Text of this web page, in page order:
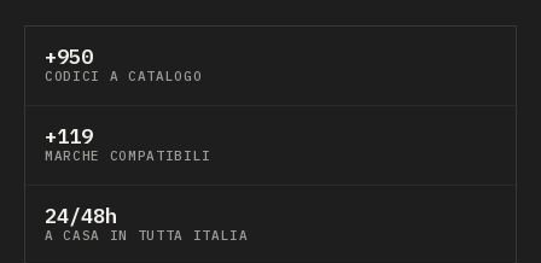
+950
CODICI A CATALOGO
+119
MARCHE COMPATIBILI
24/48h
A CASA IN TUTTA ITALIA